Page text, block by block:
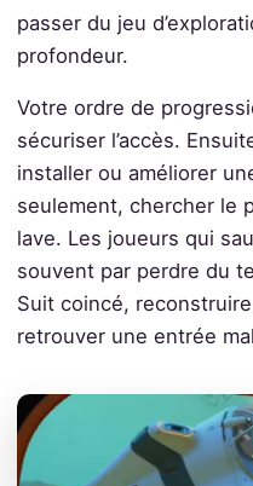
passer du jeu
profondeur.
Votre ordre de
sécuriser l’accès.
installer ou améliorer
seulement, chercher le
lave. Les joueurs qui
souvent par perdre du
Suit coincé,
retrouver une entrée